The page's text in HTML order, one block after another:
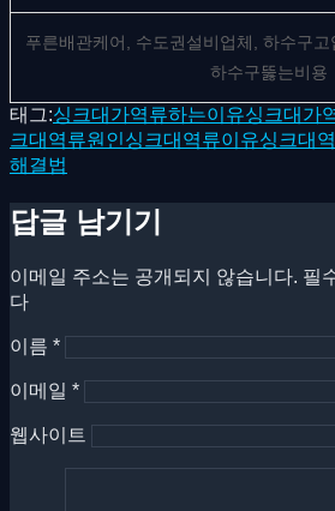
푸른배관케어, 수도권설비업체, 하수구고
하수구뚫는비용
태그:싱크대가역류하는이유싱크대가
크대역류원인싱크대역류이유싱크대
해결법
답글 남기기
이메일 주소는 공개되지 않습니다. 필
다
이름 *
이메일 *
웹사이트